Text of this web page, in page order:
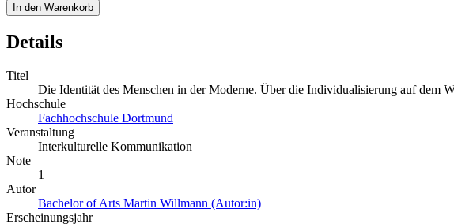
In den Warenkorb
Details
Titel
Die Identität des Menschen in der Moderne. Über die Individualisierung auf dem
Hochschule
Fachhochschule Dortmund
Veranstaltung
Interkulturelle Kommunikation
Note
1
Autor
Bachelor of Arts Martin Willmann (Autor:in)
Erscheinungsjahr